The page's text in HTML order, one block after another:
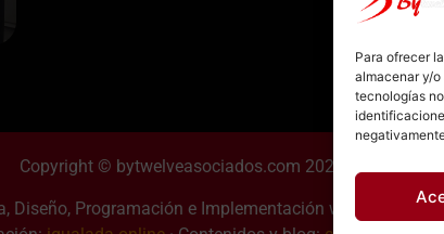
Para ofrecer
almacenar y/
tecnologías
Copyright © bytwelveasociados.com 2026
Diseño, Programación e Implementación web: Manel